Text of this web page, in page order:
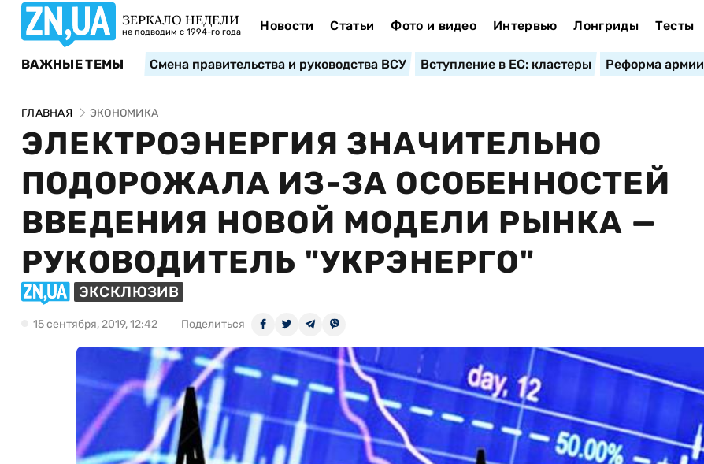
ЗЕРКАЛО НЕДЕЛИ
не подводим с 1994-го года Новости Статьи Фото и видео Интервью Лонгриды Тесты
ВАЖНЫЕ ТЕМЫ Смена правительства и руководства ВСУ Вступление в ЕС: кластеры Реформа армии
ГЛАВНАЯ ЭКОНОМИКА
ЭЛЕКТРОЭНЕРГИЯ ЗНАЧИТЕЛЬНО
ПОДОРОЖАЛА ИЗ-ЗА ОСОБЕННОСТЕЙ
ВВЕДЕНИЯ НОВОЙ МОДЕЛИ РЫНКА —
РУКОВОДИТЕЛЬ "УКРЭНЕРГО"
ЭКСКЛЮЗИВ
15 сентября, 2019, 12:42 Поделиться